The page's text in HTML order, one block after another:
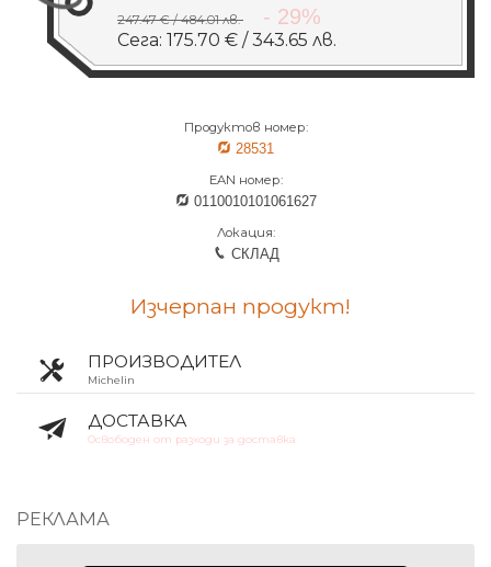
247.47 € / 484.01 лв. - 29%
Сега: 175.70 € / 343.65 лв.
Продуктов номер:
28531
EAN номер:
0110010101061627
Локация:
СКЛАД
Изчерпан продукт!
ПРОИЗВОДИТЕЛ
Michelin
ДОСТАВКА
Освободен от разходи за доставка
РЕКЛАМА